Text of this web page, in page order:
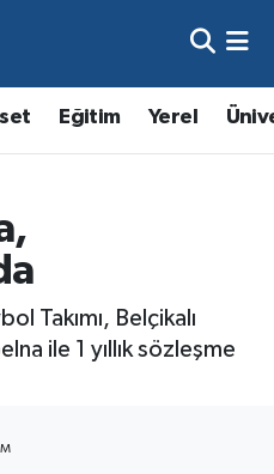
Eğitim Yerel
Takımı, Belçikalı
ile 1 yıllık sözleşme
ve Fikstür